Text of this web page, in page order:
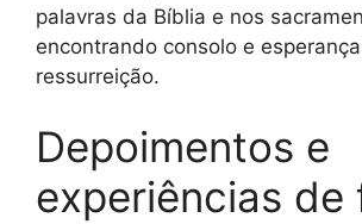
palavras da Bíblia e nos
encontrando consolo e
ressurreição.
Depoimentos e
experiências de